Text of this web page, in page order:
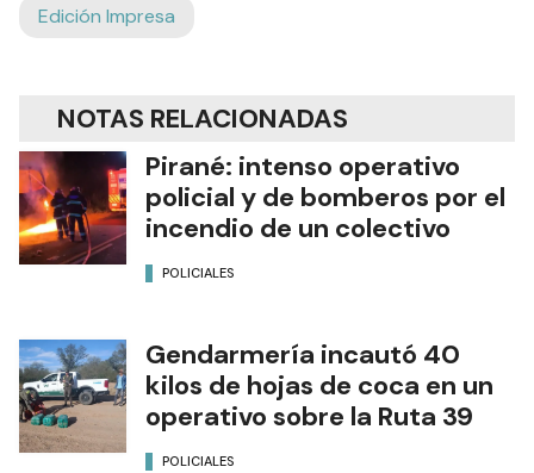
Edición Impresa
NOTAS RELACIONADAS
Pirané: intenso operativo
policial y de bomberos por el
incendio de un colectivo
POLICIALES
Gendarmería incautó 40
kilos de hojas de coca en un
operativo sobre la Ruta 39
POLICIALES